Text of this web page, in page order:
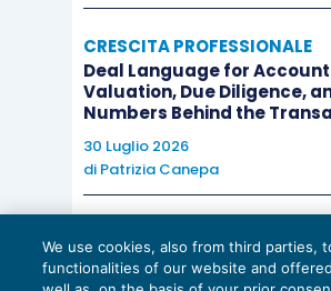
finanziari condecorrenza da pari
successiva.
Gli ESRS adottati specificano le
un’azienda deve comunicare
impatti, rischi e opportunità,
sostenibilità ambientale, sociale e
CRESCITA PROFESSIONALE
Deal Language for
Valuation, Due Diligence,
Numbers Behind the
30 Luglio 2026
di Patrizia Canepa
EU AI Act e studi
scadenze concrete
We use cookies, also from third parties,
functionalities of our website and